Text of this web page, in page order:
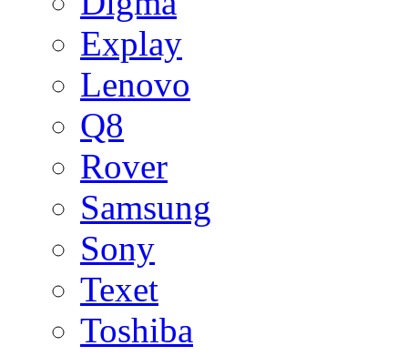
Explay
Lenovo
Q8
Rover
Samsung
Sony
Texet
Toshiba